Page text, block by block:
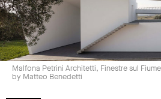
Malfona Petrini Architetti, Finestre sul
by Matteo Benedetti